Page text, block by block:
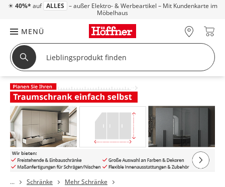
☀ 40%* auf ALLES – außer Elektro- & Werbeartikel – Mit Kundenkarte im
Möbelhaus
MENÜ
Schränke Mehr Schränke